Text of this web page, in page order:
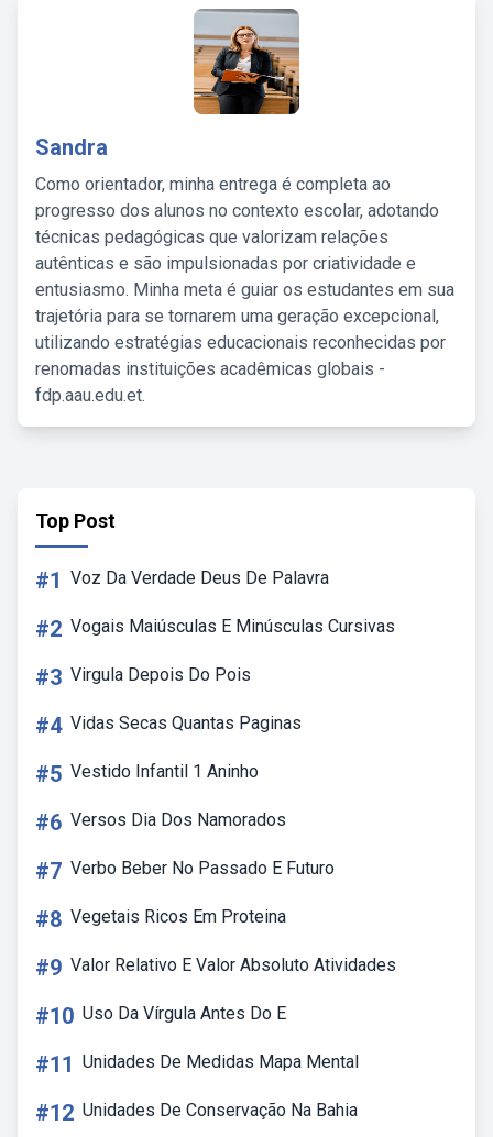
Sandra
Como orientador, minha entrega é completa ao
progresso dos alunos no contexto escolar, adotando
técnicas pedagógicas que valorizam relações
autênticas e são impulsionadas por criatividade e
entusiasmo. Minha meta é guiar os estudantes em sua
trajetória para se tornarem uma geração excepcional,
utilizando estratégias educacionais reconhecidas por
renomadas instituições acadêmicas globais -
fdp.aau.edu.et.
Top Post
#1 Voz Da Verdade Deus De Palavra
#2 Vogais Maiúsculas E Minúsculas Cursivas
#3 Virgula Depois Do Pois
#4 Vidas Secas Quantas Paginas
#5 Vestido Infantil 1 Aninho
#6 Versos Dia Dos Namorados
#7 Verbo Beber No Passado E Futuro
#8 Vegetais Ricos Em Proteina
#9 Valor Relativo E Valor Absoluto Atividades
#10 Uso Da Vírgula Antes Do E
#11 Unidades De Medidas Mapa Mental
#12 Unidades De Conservação Na Bahia